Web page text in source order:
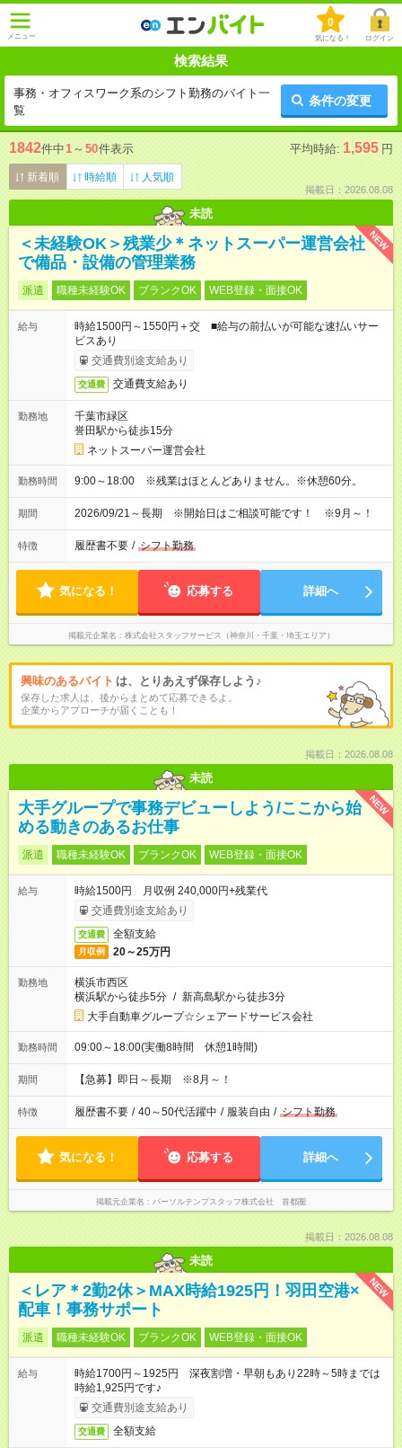
メニュー
0
気になる！ ログイン
検索結果
事務・オフィスワーク系のシフト勤務のバイト一
覧
条件の変更
1842件中1 ～ 50件表示 平均時給: 1,595 円
新着順 時給順 人気順
掲載日：2026.08.08
未読
NEW
＜未経験OK＞残業少＊ネットスーパー運営会社
で備品・設備の管理業務
派遣 職種未経験OK ブランクOK WEB登録・面接OK
給与
時給1500円～1550円＋交 ■給与の前払いが可能な速払いサー
ビスあり
交通費別途支給あり
交通費 交通費支給あり
勤務地
千葉市緑区
誉田駅から徒歩15分
ネットスーパー運営会社
勤務時間 9:00～18:00 ※残業はほとんどありません。※休憩60分。
期間 2026/09/21～長期 ※開始日はご相談可能です！ ※9月～！
特徴 履歴書不要 / シフト勤務
気になる！ 応募する 詳細へ
掲載元企業名 株式会社スタッフサービス（神奈川・千葉・埼玉エリア）
興味のあるバイト は、とりあえず保存しよう♪
保存した求人は、後からまとめて応募できるよ。
企業からアプローチが届くことも！
掲載日：2026.08.08
未読
NEW
大手グループで事務デビューしよう/ここから始
める動きのあるお仕事
派遣 職種未経験OK ブランクOK WEB登録・面接OK
給与
時給1500円 月収例 240,000円+残業代
交通費別途支給あり
交通費 全額支給
月収例 20～25万円
勤務地
横浜市西区
横浜駅から徒歩5分 / 新高島駅から徒歩3分
大手自動車グループ☆シェアードサービス会社
勤務時間 09:00～18:00(実働8時間 休憩1時間)
期間 【急募】即日～長期 ※8月～！
特徴 履歴書不要 / 40～50代活躍中 / 服装自由 / シフト勤務
気になる！ 応募する 詳細へ
掲載元企業名 パーソルテンプスタッフ株式会社 首都圏
掲載日：2026.08.08
未読
NEW
＜レア＊2勤2休＞MAX時給1925円！羽田空港×
配車！事務サポート
派遣 職種未経験OK ブランクOK WEB登録・面接OK
給与
時給1700円～1925円 深夜割増・早朝もあり22時～5時までは
時給1,925円です♪
交通費別途支給あり
交通費 全額支給